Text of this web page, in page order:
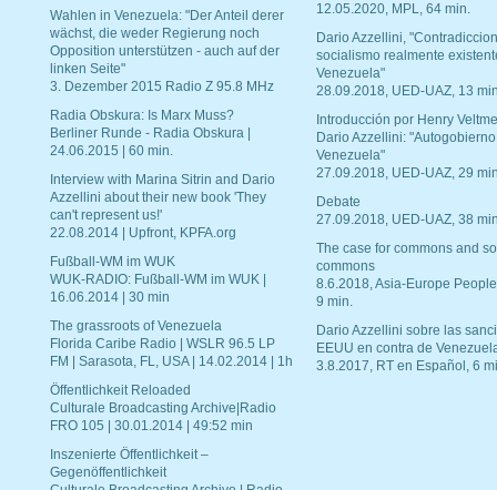
Wahlen in Venezuela: "Der Anteil derer
wächst, die weder Regierung noch
Opposition unterstützen - auch auf der
linken Seite"
3. Dezember 2015 Radio Z 95.8 MHz
Radia Obskura: Is Marx Muss?
Berliner Runde - Radia Obskura |
24.06.2015 | 60 min.
Interview with Marina Sitrin and Dario
Azzellini about their new book 'They
can't represent us!'
22.08.2014 | Upfront, KPFA.org
Fußball-WM im WUK
WUK-RADIO: Fußball-WM im WUK |
16.06.2014 | 30 min
The grassroots of Venezuela
Florida Caribe Radio | WSLR 96.5 LP
FM | Sarasota, FL, USA | 14.02.2014 | 1h
Öffentlichkeit Reloaded
Culturale Broadcasting Archive|Radio
FRO 105 | 30.01.2014 | 49:52 min
Inszenierte Öffentlichkeit –
Gegenöffentlichkeit
12.05.2020, MPL, 64 min.
Dario Azzellini,
socialismo realmente
Venezuela"
28.09.2018, UED-UAZ, 13
Introducción por Henry
Dario Azzellini:
Venezuela"
27.09.2018, UED-UAZ, 29
Debate
27.09.2018, UED-UAZ, 38
The case for commons and
commons
8.6.2018, Asia-Europe
9 min.
Dario Azzellini sobre las
EEUU en contra de
3.8.2017, RT en Español, 6